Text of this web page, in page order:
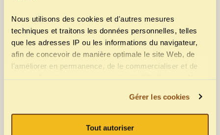
Nous utilisons des cookies et d'autres mesures
techniques et traitons les données personnelles, telles
que les adresses IP ou les informations du navigateur,
afin de concevoir de manière optimale le site Web, de
l'améliorer en permanence, de le commercialiser et de
site Web à des fournisseurs tiers intégrés que si nous
avons reçu votre consentement pour le faire. Ici, vous
avez la possibilité de faire une sélection individuelle via
Gérer les cookies
Tout autoriser
En savoir plus »
Désinfecter une ruche (Source : Naturapi)
En savoir plus »